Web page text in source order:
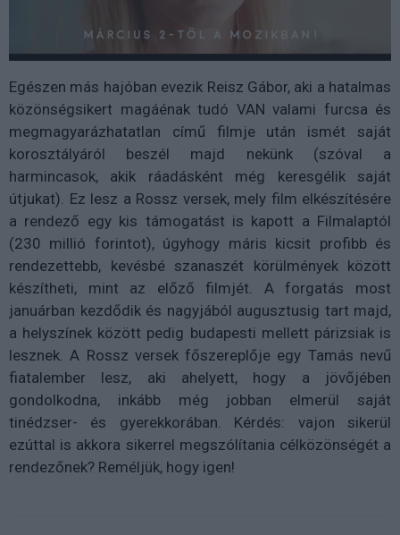
Egészen más hajóban evezik Reisz Gábor, aki a hatalmas
közönségsikert magáénak tudó VAN valami furcsa és
megmagyarázhatatlan című filmje után ismét saját
korosztályáról beszél majd nekünk (szóval a
harmincasok, akik ráadásként még keresgélik saját
útjukat). Ez lesz a Rossz versek, mely film elkészítésére
a rendező egy kis támogatást is kapott a Filmalaptól
(230 millió forintot), úgyhogy máris kicsit profibb és
rendezettebb, kevésbé szanaszét körülmények között
készítheti, mint az előző filmjét. A forgatás most
januárban kezdődik és nagyjából augusztusig tart majd,
a helyszínek között pedig budapesti mellett párizsiak is
lesznek. A Rossz versek főszereplője egy Tamás nevű
fiatalember lesz, aki ahelyett, hogy a jövőjében
gondolkodna, inkább még jobban elmerül saját
tinédzser- és gyerekkorában. Kérdés: vajon sikerül
ezúttal is akkora sikerrel megszólítania célközönségét a
rendezőnek? Reméljük, hogy igen!